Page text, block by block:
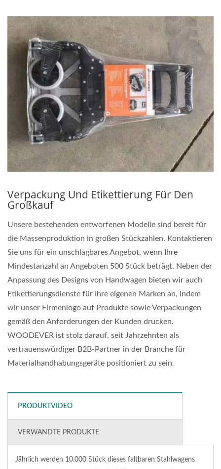
Verpackung Und Etikettierung Für Den
Großkauf
Unsere bestehenden entworfenen Modelle sind bereit für
die Massenproduktion in großen Stückzahlen. Kontaktieren
Sie uns für ein unschlagbares Angebot, wenn Ihre
Mindestanzahl an Angeboten 500 Stück beträgt. Neben der
Anpassung des Designs von Handwagen bieten wir auch
Etikettierungsdienste für Ihre eigenen Marken an, indem
wir unser Firmenlogo auf Produkte sowie Verpackungen
gemäß den Anforderungen der Kunden drucken.
WOODEVER ist stolz darauf, seit Jahrzehnten als
vertrauenswürdiger B2B-Partner in der Branche für
Materialhandhabungsgeräte positioniert zu sein.
PRODUKTVIDEO
VERWANDTE PRODUKTE
Jährlich werden 10.000 Stück dieses faltbaren Stahlwagens